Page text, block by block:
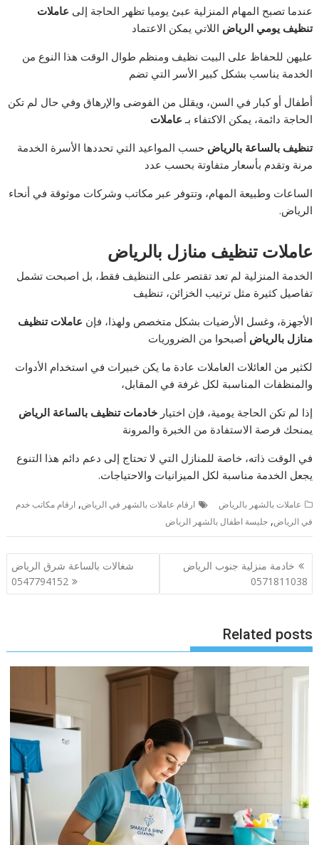
عندما تصبح المهام المنزلية عبئ يوميا تظهر الحاجة إلى عاملات
تنظيف يومي الرياض اللاتي يمكن الاعتماد
عليهن للحفاظ على البيت نظيف ومنظم طوال الوقت هذا النوع من
الخدمة يناسب بشكل كبير الأسر التي تضم
أطفال أو كبار في السن، ويقلل من الفوضى والإرهاق وفي حال لم تكن
الحاجة دائمة، يمكن الاكتفاء بـ عاملات
تنظيف بالساعة بالرياض حسب المواعيد التي تحددها الأسرة الخدمة
مرنة وتقدم بأسعار متفاوتة بحسب عدد
الساعات وطبيعة المهام، وتتوفر عبر مكاتب وشركات موثوقة في أنحاء
الرياض.
عاملات تنظيف منازل بالرياض
الخدمة المنزلية لم تعد تقتصر على التنظيف فقط، بل اصبحت تشمل
تفاصيل كثيرة مثل ترتيب الخزائن، تنظيف
الأجهزة، وغسل الأرضيات بشكل متخصص ولهذا، فإن عاملات تنظيف
منازل بالرياضأصبحوا من الضروريات
لكثير من العائلات العاملات عادة ما يكن خبيرات في استخدام الأدوات
والمنظفات المناسبة لكل غرفة في المقابل،
إذا لم تكن الحاجة يومية، فإن اختيارخادمات تنظيف بالساعة الرياض
يمنحك فرصة الاستفادة من الخبرة والمرونة
في الوقت ذاته، خاصة للمنازل التي لا تحتاج إلى دعم دائم هذا التنوع
يجعل الخدمة مناسبة لكل الميزانيات والاحتياجات.
عاملات بالشهر بالرياض ارقام عاملات بالشهر في الرياض,ارقام مكاتب خدم
في الرياض,جليسة اطفال بالشهر الرياض
تصفّح
المقالات
خادمة منزلية جنوب الرياض
0571811038
شغالات بالساعة شرق الرياض
0547794152
Related posts